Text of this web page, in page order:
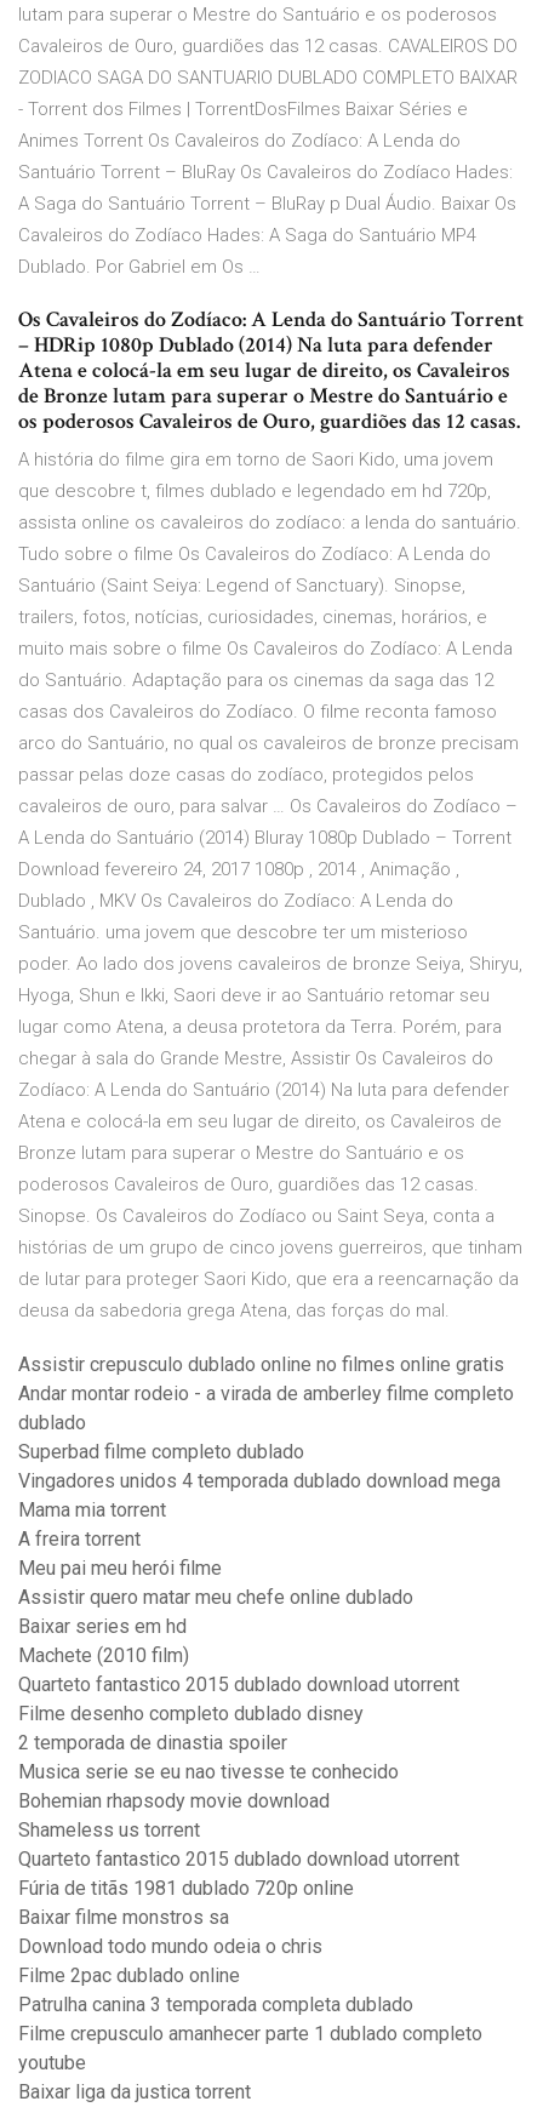
lutam para superar o Mestre do Santuário e os poderosos
Cavaleiros de Ouro, guardiões das 12 casas. CAVALEIROS DO
ZODIACO SAGA DO SANTUARIO DUBLADO COMPLETO BAIXAR
- Torrent dos Filmes | TorrentDosFilmes Baixar Séries e
Animes Torrent Os Cavaleiros do Zodíaco: A Lenda do
Santuário Torrent – BluRay Os Cavaleiros do Zodíaco Hades:
A Saga do Santuário Torrent – BluRay p Dual Áudio. Baixar Os
Cavaleiros do Zodíaco Hades: A Saga do Santuário MP4
Dublado. Por Gabriel em Os …
Os Cavaleiros do Zodíaco: A Lenda do Santuário Torrent
– HDRip 1080p Dublado (2014) Na luta para defender
Atena e colocá-la em seu lugar de direito, os Cavaleiros
de Bronze lutam para superar o Mestre do Santuário e
os poderosos Cavaleiros de Ouro, guardiões das 12 casas.
A história do filme gira em torno de Saori Kido, uma jovem
que descobre t, filmes dublado e legendado em hd 720p,
assista online os cavaleiros do zodíaco: a lenda do santuário.
Tudo sobre o filme Os Cavaleiros do Zodíaco: A Lenda do
Santuário (Saint Seiya: Legend of Sanctuary). Sinopse,
trailers, fotos, notícias, curiosidades, cinemas, horários, e
muito mais sobre o filme Os Cavaleiros do Zodíaco: A Lenda
do Santuário. Adaptação para os cinemas da saga das 12
casas dos Cavaleiros do Zodíaco. O filme reconta famoso
arco do Santuário, no qual os cavaleiros de bronze precisam
passar pelas doze casas do zodíaco, protegidos pelos
cavaleiros de ouro, para salvar … Os Cavaleiros do Zodíaco –
A Lenda do Santuário (2014) Bluray 1080p Dublado – Torrent
Download fevereiro 24, 2017 1080p , 2014 , Animação ,
Dublado , MKV Os Cavaleiros do Zodíaco: A Lenda do
Santuário. uma jovem que descobre ter um misterioso
poder. Ao lado dos jovens cavaleiros de bronze Seiya, Shiryu,
Hyoga, Shun e Ikki, Saori deve ir ao Santuário retomar seu
lugar como Atena, a deusa protetora da Terra. Porém, para
chegar à sala do Grande Mestre, Assistir Os Cavaleiros do
Zodíaco: A Lenda do Santuário (2014) Na luta para defender
Atena e colocá-la em seu lugar de direito, os Cavaleiros de
Bronze lutam para superar o Mestre do Santuário e os
poderosos Cavaleiros de Ouro, guardiões das 12 casas.
Sinopse. Os Cavaleiros do Zodíaco ou Saint Seya, conta a
histórias de um grupo de cinco jovens guerreiros, que tinham
de lutar para proteger Saori Kido, que era a reencarnação da
deusa da sabedoria grega Atena, das forças do mal.
Assistir crepusculo dublado online no filmes online gratis
Andar montar rodeio - a virada de amberley filme completo
dublado
Superbad filme completo dublado
Vingadores unidos 4 temporada dublado download mega
Mama mia torrent
A freira torrent
Meu pai meu herói filme
Assistir quero matar meu chefe online dublado
Baixar series em hd
Machete (2010 film)
Quarteto fantastico 2015 dublado download utorrent
Filme desenho completo dublado disney
2 temporada de dinastia spoiler
Musica serie se eu nao tivesse te conhecido
Bohemian rhapsody movie download
Shameless us torrent
Quarteto fantastico 2015 dublado download utorrent
Fúria de titãs 1981 dublado 720p online
Baixar filme monstros sa
Download todo mundo odeia o chris
Filme 2pac dublado online
Patrulha canina 3 temporada completa dublado
Filme crepusculo amanhecer parte 1 dublado completo
youtube
Baixar liga da justica torrent